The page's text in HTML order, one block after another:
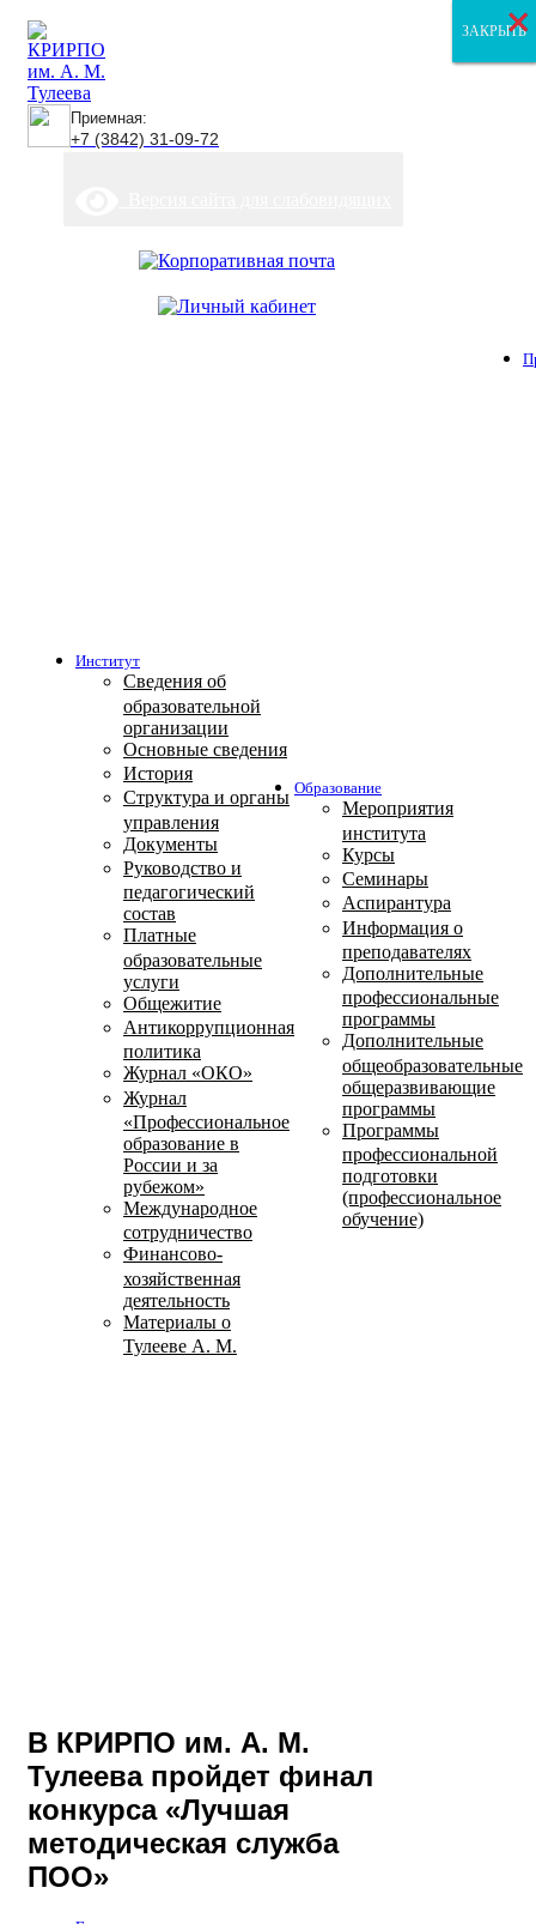
Приемная:
+7 (3842) 31-09-72
Институт
Сведения об
образовательной
организации
Основные сведения
История
Структура и органы
управления
Документы
Руководство и
педагогический
состав
Платные
образовательные
услуги
Общежитие
Антикоррупционная
политика
Журнал «ОКО»
Журнал
«Профессиональное
образование в
России и за
рубежом»
Международное
сотрудничество
Финансово-
хозяйственная
деятельность
Материалы о
Тулееве А. М.
Образование
Мероприятия
института
Курсы
Семинары
Аспирантура
Информация о
преподавателях
Дополнительные
профессиональные
программы
Дополнительные
общеобразовательные
общеразвивающие
программы
Программы
профессиональной
подготовки
(профессиональное
обучение)
В КРИРПО им. А. М.
Тулеева пройдет финал
конкурса «Лучшая
методическая служба
ПОО»
ЗАКРЫТЬ
ЗАКРЫТЬ
ЗАКРЫТЬ
×
×
×